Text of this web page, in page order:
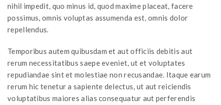
nihil impedit, quo minus id, quod maxime placeat, facere
possimus, omnis voluptas assumenda est, omnis dolor
repellendus.
Temporibus autem quibusdam et aut officiis debitis aut
rerum necessitatibus saepe eveniet, ut et voluptates
repudiandae sint et molestiae non recusandae. Itaque earum
rerum hic tenetur a sapiente delectus, ut aut reiciendis
voluptatibus maiores alias consequatur aut perferendis